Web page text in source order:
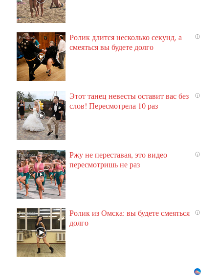
i
Ролик длится несколько секунд, а
смеяться вы будете долго
i
Этот танец невесты оставит вас без
слов! Пересмотрела 10 раз
i
Ржу не переставая, это видео
пересмотришь не раз
i
Ролик из Омска: вы будете смеяться
долго